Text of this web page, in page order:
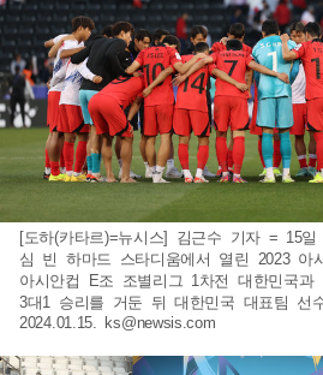
[도하(카타르)=뉴시스] 김근수 기자 = 15
심 빈 하마드 스타디움에서 열린 2023 아
아시안컵 E조 조별리그 1차전 대한민국과
3대1 승리를 거둔 뒤 대한민국 대표팀 선
2024.01.15. ks@newsis.com